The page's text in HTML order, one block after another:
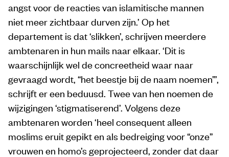
angst voor de reacties van islamitische mannen
niet meer zichtbaar durven zijn.’ Op het
departement is dat ‘slikken’, schrijven meerdere
ambtenaren in hun mails naar elkaar. ‘Dit is
waarschijnlijk wel de concreetheid waar naar
gevraagd wordt, “het beestje bij de naam noemen”’,
schrijft er een beduusd. Twee van hen noemen de
wijzigingen ‘stigmatiserend’. Volgens deze
ambtenaren worden ‘heel consequent alleen
moslims eruit gepikt en als bedreiging voor “onze”
vrouwen en homo’s geprojecteerd, zonder dat daar